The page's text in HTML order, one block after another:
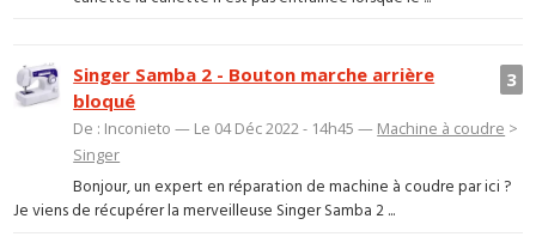
3
Singer Samba 2 - Bouton marche arrière
bloqué
De : Inconieto — Le 04 Déc 2022 - 14h45 — Machine à coudre >
Singer
Bonjour, un expert en réparation de machine à coudre par ici ?
Je viens de récupérer la merveilleuse Singer Samba 2 ...